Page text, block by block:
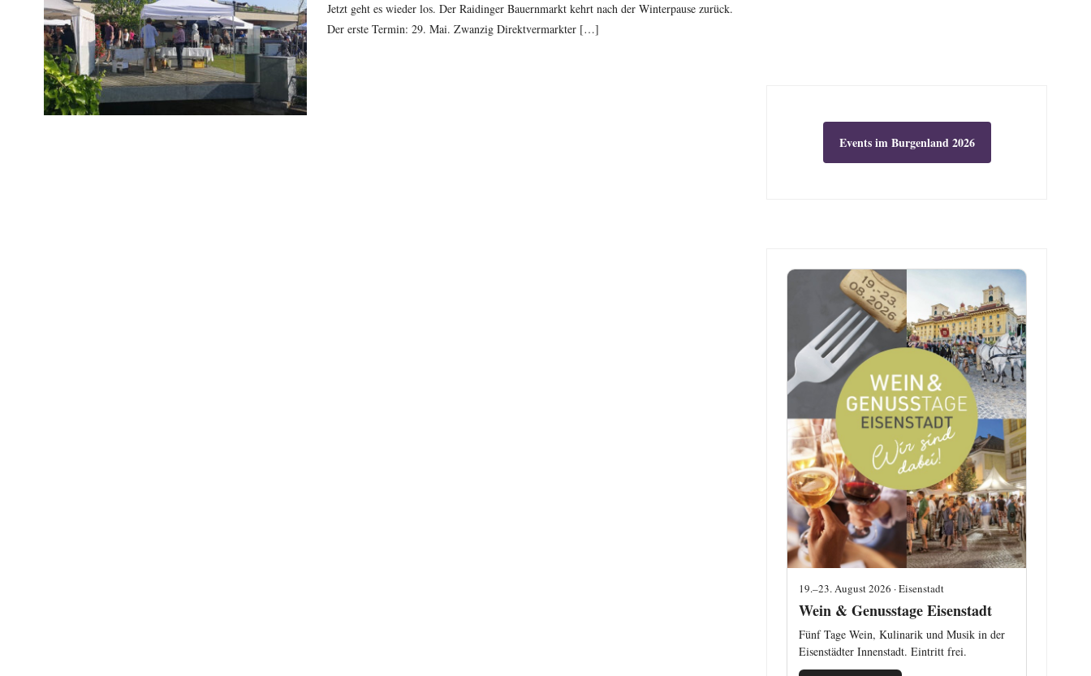
Jetzt geht es wieder los. Der Raidinger Bauernmarkt kehrt nach der Winterpause zurück.
Der erste Termin: 29. Mai. Zwanzig Direktvermarkter […]
Events im Burgenland 2026
19.–23. August 2026 · Eisenstadt
Wein & Genusstage Eisenstadt
Fünf Tage Wein, Kulinarik und Musik in der
Eisenstädter Innenstadt. Eintritt frei.